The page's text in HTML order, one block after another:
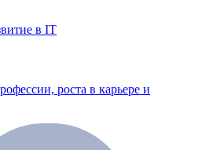
в IT
роста в карьере и